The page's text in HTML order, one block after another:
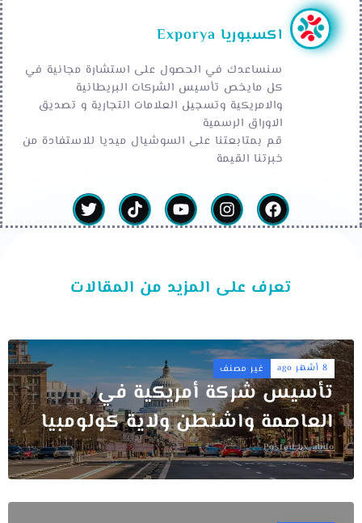
اكسبوريا Exporya
سنساعدك في الحصول على استشارة مجانية في
كل مايخص تأسيس الشركات البريطانية
والامريكية وتسجيل العلامات التجارية و تصديق
الاوراق الرسمية
قم بمتابعتنا على السوشيال ميديا للاستفادة من
خبرتنا القيمة
تعرف على المزيد من المقالات
8 أشهر ago غير مصنف
تأسيس شركة أمريكية في
العاصمة واشنطن ولاية كولومبيا
Posted byabdo